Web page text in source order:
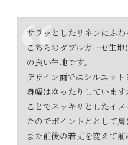
サラッとしたリネンにふ
こちらのダブルガーゼ生
の良い生地です。
デザイン面ではシルエット
身幅はゆったりしていま
ことでスッキリとしたイ
たのでポイントととして肩
また前後の着丈を変えて